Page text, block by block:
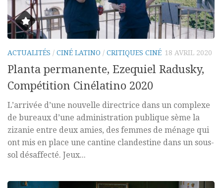
ACTUALITÉS / CINÉ LATINO / CRITIQUES CINÉ 18 AVRIL 2020
Planta permanente, Ezequiel Radusky,
Compétition Cinélatino 2020
L’arrivée d’une nouvelle directrice dans un complexe
de bureaux d’une administration publique sème la
zizanie entre deux amies, des femmes de ménage qui
ont mis en place une cantine clandestine dans un sous-
sol désaffecté. Jeux...